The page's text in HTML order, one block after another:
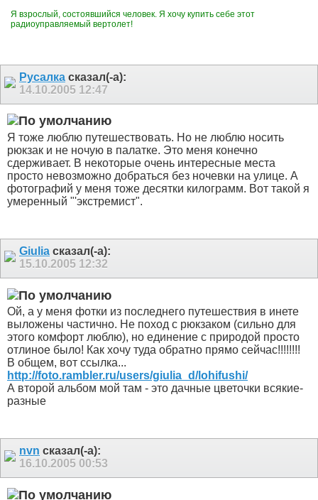
Я взрослый, состоявшийся человек. Я хочу купить себе этот
радиоуправляемый вертолет!
Русалка сказал(-а):
14.10.2005 12:47
Я тоже люблю путешествовать. Но не люблю носить
рюкзак и не ночую в палатке. Это меня конечно
сдерживает. В некоторые очень интересные места
просто невозможно добраться без ночевки на улице. А
фотографий у меня тоже десятки килограмм. Вот такой я
умеренный "'экстремист".
Giulia сказал(-а):
15.10.2005 12:32
Ой, а у меня фотки из последнего путешествия в инете
выложены частично. Не поход с рюкзаком (сильно для
этого комфорт люблю), но единение с природой просто
отлиное было! Как хочу туда обратно прямо сейчас!!!!!!!!
В общем, вот ссылка...
http://foto.rambler.ru/users/giulia_d/lohifushi/
А второй альбом мой там - это дачные цветочки всякие-
разные
nvn сказал(-а):
16.10.2005 00:53